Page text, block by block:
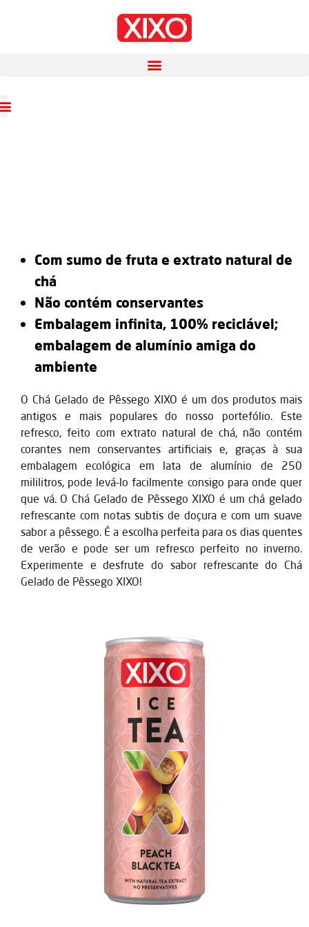
Com sumo de fruta e extrato natural de
chá
Não contém conservantes
Embalagem infinita, 100% reciclável;
embalagem de alumínio amiga do
ambiente
O Chá Gelado de Pêssego XIXO é um dos produtos mais
antigos e mais populares do nosso portefólio. Este
refresco, feito com extrato natural de chá, não contém
corantes nem conservantes artificiais e, graças à sua
embalagem ecológica em lata de alumínio de 250
mililitros, pode levá-lo facilmente consigo para onde quer
que vá. O Chá Gelado de Pêssego XIXO é um chá gelado
refrescante com notas subtis de doçura e com um suave
sabor a pêssego. É a escolha perfeita para os dias quentes
de verão e pode ser um refresco perfeito no inverno.
Experimente e desfrute do sabor refrescante do Chá
Gelado de Pêssego XIXO!